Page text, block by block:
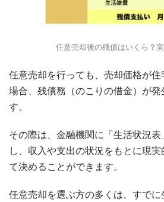
任意売却後の残債はいくら？
任意売却を行っても、売却価格が
場合、残債務（のこりの借金）が発
す。
その際は、金融機関に「生活状況
し、収入や支出の状況をもとに現
て決めることができます。
任意売却を選ぶ方の多くは、すで